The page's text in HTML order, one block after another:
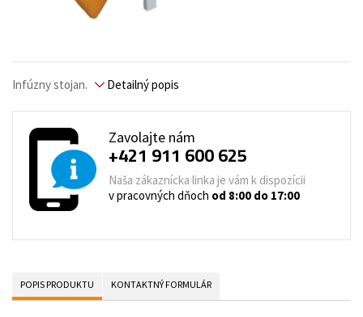
Infúzny stojan. Detailný popis
Zavolajte nám
+421 911 600 625
Naša zákaznícka linka je vám k dispozícii
v pracovných dňoch od 8:00 do 17:00
POPIS PRODUKTU KONTAKTNÝ FORMULÁR